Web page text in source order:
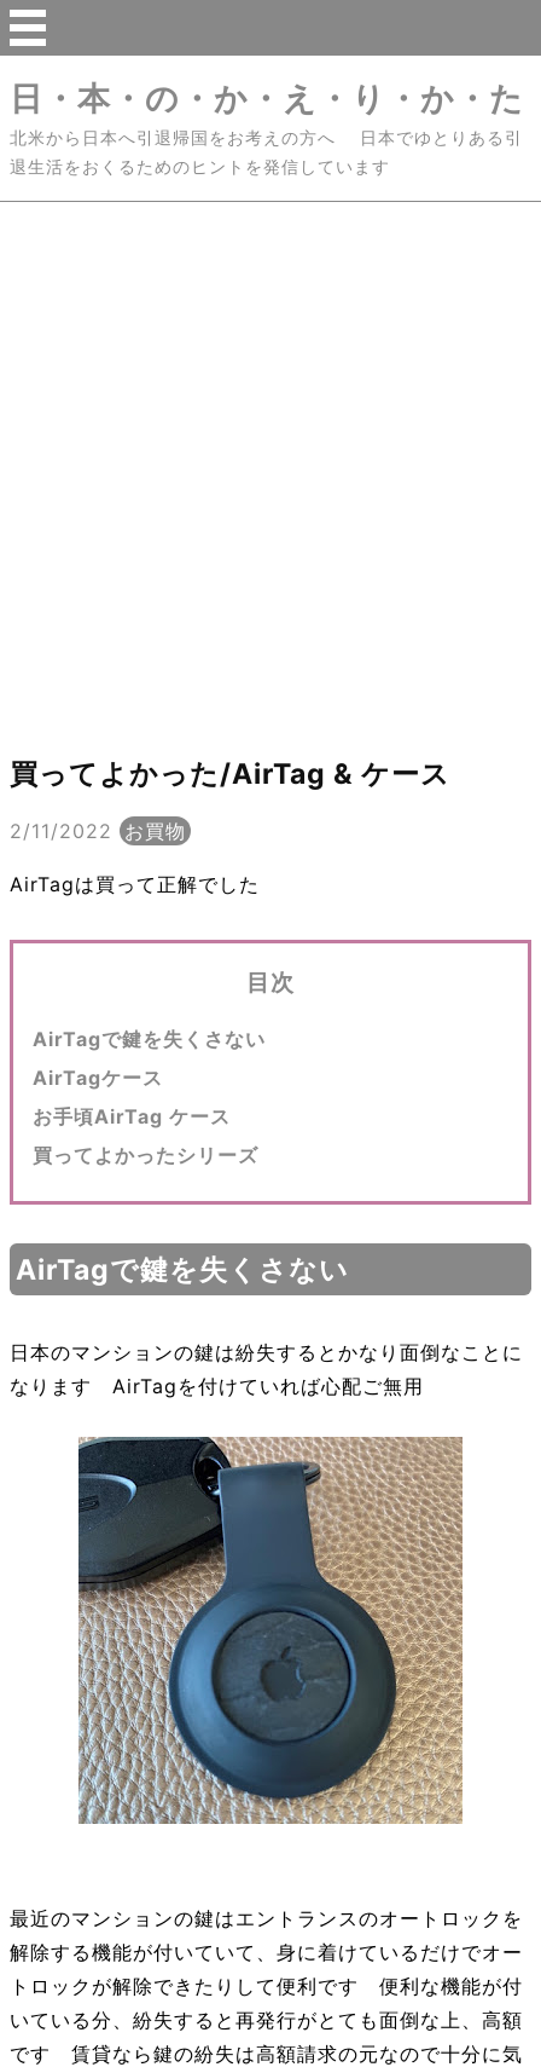
日・本・の・か・え・り・か・た
北米から日本へ引退帰国をお考えの方へ 日本でゆとりある引
退生活をおくるためのヒントを発信しています
買ってよかった/AirTag & ケース
2/11/2022 お買物
AirTagは買って正解でした
目次
AirTagで鍵を失くさない
AirTagケース
お手頃AirTag ケース
買ってよかったシリーズ
AirTagで鍵を失くさない
日本のマンションの鍵は紛失するとかなり面倒なことに
なります AirTagを付けていれば心配ご無用
最近のマンションの鍵はエントランスのオートロックを
解除する機能が付いていて、身に着けているだけでオー
トロックが解除できたりして便利です 便利な機能が付
いている分、紛失すると再発行がとても面倒な上、高額
です 賃貸なら鍵の紛失は高額請求の元なので十分に気